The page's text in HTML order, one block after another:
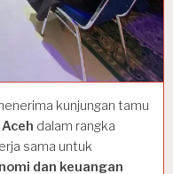
kunjungan tamu
dalam rangka
sama untuk
dan keuangan